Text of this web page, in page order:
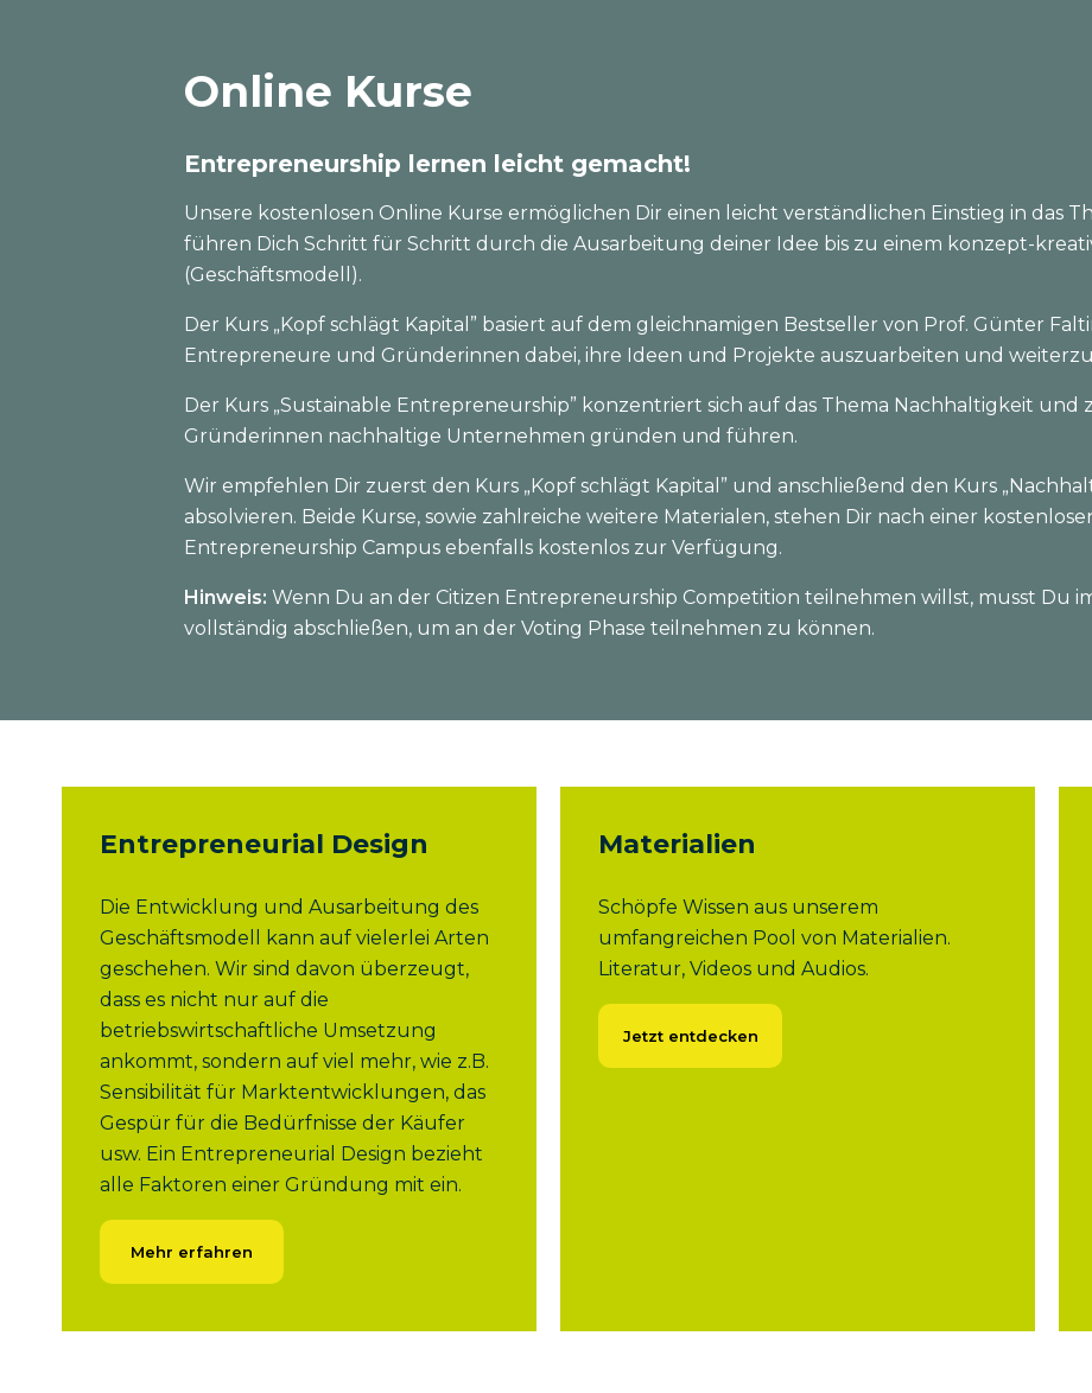
Online Kurse
Entrepreneurship lernen leicht gemacht!
Unsere kostenlosen Online Kurse ermöglichen Dir einen leicht verständlichen Einstieg in das
führen Dich Schritt für Schritt durch die Ausarbeitung deiner Idee bis zu einem konzept-
(Geschäftsmodell).
Der Kurs „Kopf schlägt Kapital” basiert auf dem gleichnamigen Bestseller von Prof. Günter
Entrepreneure und Gründerinnen dabei, ihre Ideen und Projekte auszuarbeiten und
Der Kurs „Sustainable Entrepreneurship” konzentriert sich auf das Thema Nachhaltigkeit
Gründerinnen nachhaltige Unternehmen gründen und führen.
Wir empfehlen Dir zuerst den Kurs „Kopf schlägt Kapital” und anschließend den Kurs
absolvieren. Beide Kurse, sowie zahlreiche weitere Materialen, stehen Dir nach einer
Entrepreneurship Campus ebenfalls kostenlos zur Verfügung.
Hinweis:Wenn Du an der Citizen Entrepreneurship Competition teilnehmen willst, musst Du
vollständig abschließen, um an der Voting Phase teilnehmen zu können.
Entrepreneurial Design
Die Entwicklung und Ausarbeitung des
Geschäftsmodell kann auf vielerlei Arten
geschehen. Wir sind davon überzeugt,
dass es nicht nur auf die
betriebswirtschaftliche Umsetzung
ankommt, sondern auf viel mehr, wie z.B.
Sensibilität für Marktentwicklungen, das
Gespür für die Bedürfnisse der Käufer
usw. Ein Entrepreneurial Design bezieht
alle Faktoren einer Gründung mit ein.
Mehr erfahren
Materialien
Schöpfe Wissen aus unserem
umfangreichen Pool von Materialien.
Literatur, Videos und Audios.
Jetzt entdecken